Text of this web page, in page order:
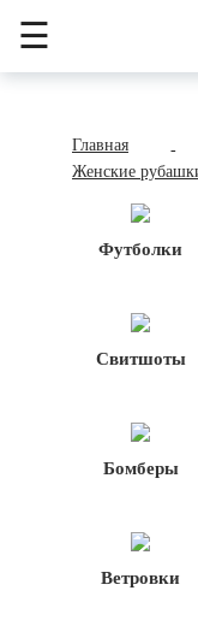
☰
Главная -
Женские
Футболки
Свитшоты
Бомберы
Ветровки